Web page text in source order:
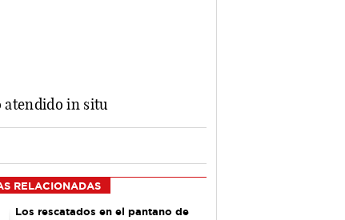
atendido in situ
RELACIONADAS
Los rescatados en el pantano de